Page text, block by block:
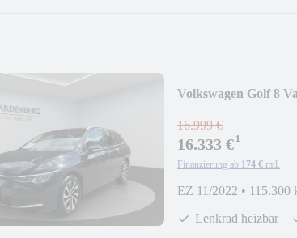
Volkswagen Golf 8
16.999 €
16.333 €¹
Finanzierung ab 174 € mtl.
EZ 11/2022 • 115.300
Lenkrad heizbar